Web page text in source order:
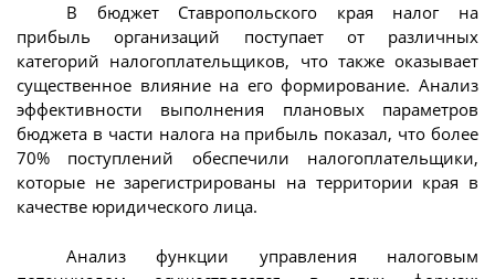
В бюджет Ставропольского края налог на
прибыль организаций поступает от различных
категорий налогоплательщиков, что также оказывает
существенное влияние на его формирование. Анализ
эффективности выполнения плановых параметров
бюджета в части налога на прибыль показал, что более
70% поступлений обеспечили налогоплательщики,
которые не зарегистрированы на территории края в
качестве юридического лица.
Анализ функции управления налоговым